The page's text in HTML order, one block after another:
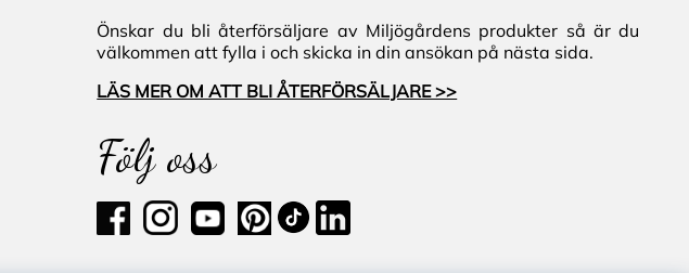
Önskar du bli återförsäljare av Miljögårdens produkter så är du
välkommen att fylla i och skicka in din ansökan på nästa sida.
LÄS MER OM ATT BLI ÅTERFÖRSÄLJARE >>
Följ oss